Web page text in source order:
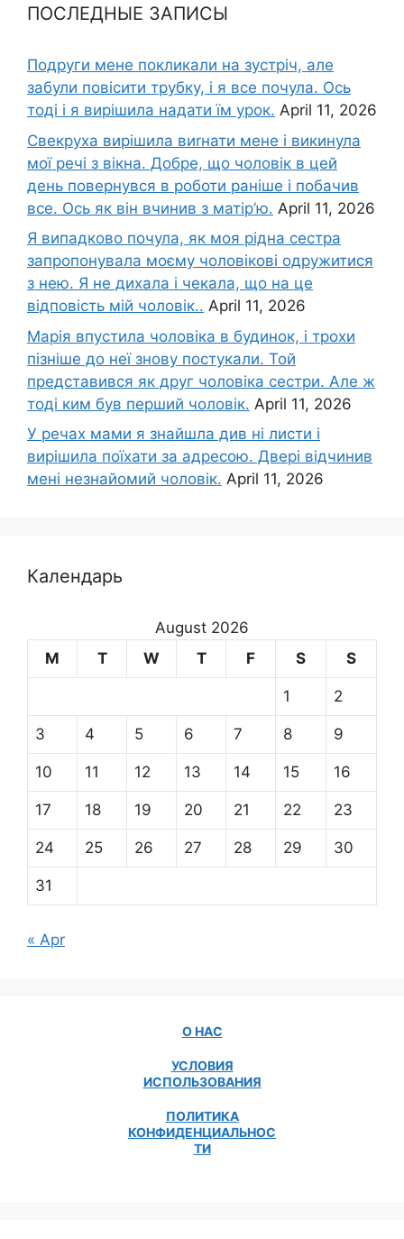
ПОСЛЕДНЫЕ ЗАПИСЫ
Подруги мене покликали на зустріч, але
забули повісити трубку, і я все почула. Ось
тоді і я вирішила надати їм урок. April 11, 2026
Свекруха вирішила виrнати мене і викинула
мої речі з вікна. Добре, що чоловік в цей
день повернувся в роботи раніше і побачив
все. Ось як він вчинив з матір’ю. April 11, 2026
Я випадково почула, як моя рідна сестра
запропонувала моєму чоловікові одружитися
з нею. Я не дихала і чекала, що на це
відповість мій чоловік.. April 11, 2026
Марія впустила чоловіка в будинок, і трохи
пізніше до неї знову постукали. Той
представився як друг чоловіка сестри. Але ж
тоді ким був перший чоловік. April 11, 2026
У речах мами я знайшла див ні листи і
вирішила поїхати за адресою. Двері відчинив
мені незнайомий чоловік. April 11, 2026
Календарь
August 2026
M
T W T F S S
1 2
3 4 5 6 7 8 9
10 11 12 13 14 15 16
17 18 19 20 21 22 23
24 25 26 27 28 29 30
31
« Apr
О НАС
УСЛОВИЯ
ИСПОЛЬЗОВАНИЯ
ПОЛИТИКА
КОНФИДЕНЦИАЛЬНОС
ТИ